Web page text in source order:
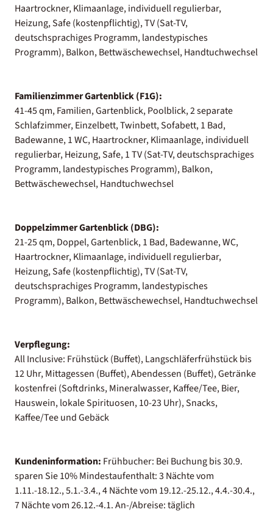
Haartrockner, Klimaanlage, individuell regulierbar,
Heizung, Safe (kostenpflichtig), TV (Sat-TV,
deutschsprachiges Programm, landestypisches
Programm), Balkon, Bettwäschewechsel, Handtuchwechsel
Familienzimmer Gartenblick (F1G):
41-45 qm, Familien, Gartenblick, Poolblick, 2 separate
Schlafzimmer, Einzelbett, Twinbett, Sofabett, 1 Bad,
Badewanne, 1 WC, Haartrockner, Klimaanlage, individuell
regulierbar, Heizung, Safe, 1 TV (Sat-TV, deutschsprachiges
Programm, landestypisches Programm), Balkon,
Bettwäschewechsel, Handtuchwechsel
Doppelzimmer Gartenblick (DBG):
21-25 qm, Doppel, Gartenblick, 1 Bad, Badewanne, WC,
Haartrockner, Klimaanlage, individuell regulierbar,
Heizung, Safe (kostenpflichtig), TV (Sat-TV,
deutschsprachiges Programm, landestypisches
Programm), Balkon, Bettwäschewechsel, Handtuchwechsel
Verpflegung:
All Inclusive: Frühstück (Buffet), Langschläferfrühstück bis
12 Uhr, Mittagessen (Buffet), Abendessen (Buffet), Getränke
kostenfrei (Softdrinks, Mineralwasser, Kaffee/Tee, Bier,
Hauswein, lokale Spirituosen, 10-23 Uhr), Snacks,
Kaffee/Tee und Gebäck
Kundeninformation: Frühbucher: Bei Buchung bis 30.9.
sparen Sie 10% Mindestaufenthalt: 3 Nächte vom
1.11.-18.12., 5.1.-3.4., 4 Nächte vom 19.12.-25.12., 4.4.-30.4.,
7 Nächte vom 26.12.-4.1. An-/Abreise: täglich